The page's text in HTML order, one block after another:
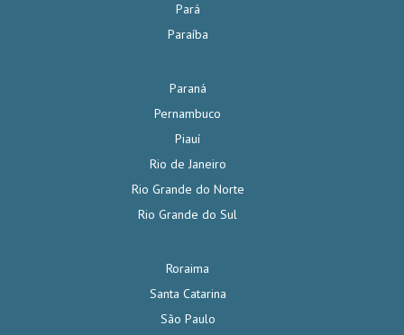
Pará
Paraíba
Paraná
Pernambuco
Piauí
Rio de Janeiro
Rio Grande do Norte
Rio Grande do Sul
Roraima
Santa Catarina
São Paulo